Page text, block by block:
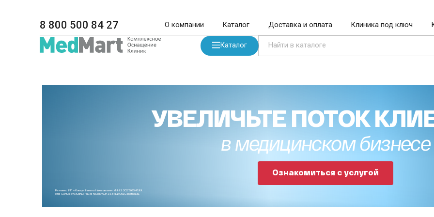
8 800 500 84 27 О компании Каталог Доставка и оплата Клиника под ключ
Каталог
УВЕЛИЧЬТЕ ПОТОК
в медицинском бизнесе
Ознакомиться с услугой
Реклама. ИП «Ковтун Никита Николаевич» ИНН 230215654199.
erid CQH36pWzJqN3F4D9iFNoJoKWJK3S8xEzjCNLGpkafkoLdL